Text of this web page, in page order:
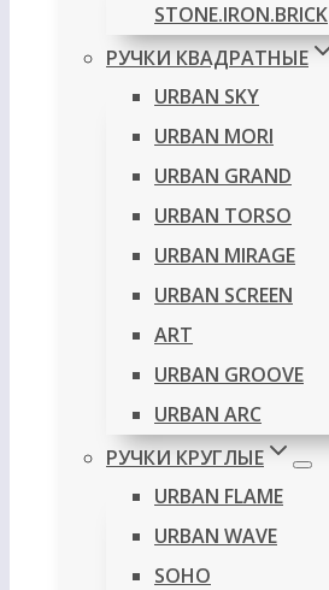
STONE.IRON.BRICK
РУЧКИ КВАДРАТНЫЕ
URBAN SKY
URBAN MORI
URBAN GRAND
URBAN TORSO
URBAN MIRAGE
URBAN SCREEN
ART
URBAN GROOVE
URBAN ARC
РУЧКИ КРУГЛЫЕ
URBAN FLAME
URBAN WAVE
SOHO